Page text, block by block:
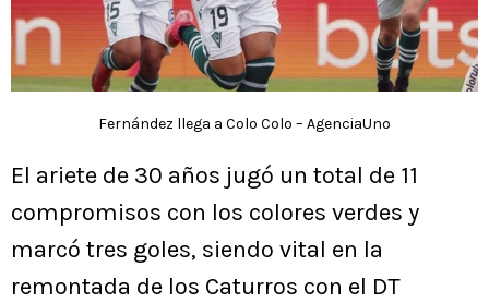
Fernández llega a Colo Colo – AgenciaUno
El ariete de 30 años jugó un total de 11
compromisos con los colores verdes y
marcó tres goles, siendo vital en la
remontada de los Caturros con el DT